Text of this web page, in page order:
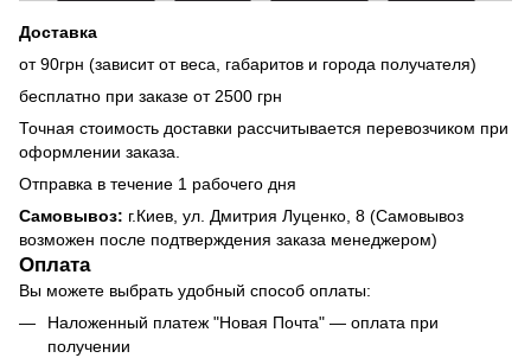
Доставка
от 90грн (зависит от веса, габаритов и города получателя)
бесплатно при заказе от 2500 грн
Точная стоимость доставки рассчитывается перевозчиком при
оформлении заказа.
Отправка в течение 1 рабочего дня
Самовывоз: г.Киев, ул. Дмитрия Луценко, 8 (Самовывоз
возможен после подтверждения заказа менеджером)
Оплата
Вы можете выбрать удобный способ оплаты:
Наложенный платеж "Новая Почта" — оплата при
получении